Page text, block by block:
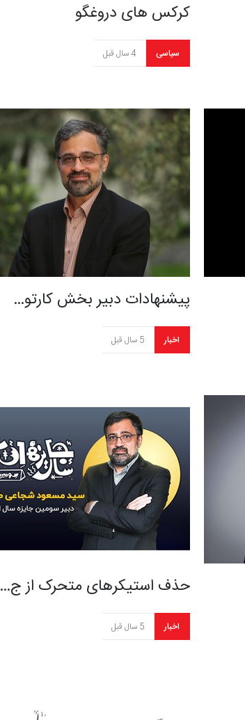
کرکس های دروغگو
سیاسی 4 سال قبل
پیشنهادات دبیر بخش کارتو…
اخبار 5 سال قبل
حذف استیکرهای متحرک از ج…
اخبار 5 سال قبل